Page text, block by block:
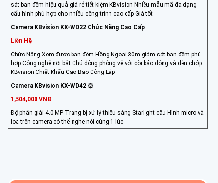
sát ban đêm hiệu quả giá rẻ tiết kiệm KBvision Nhiều mẫu mã đa dạng
cấu hình phù hợp cho nhiều công trình cao cấp Giá tốt
Camera KBvision KX-WD22 Chức Năng Cao Cấp
Liên Hệ
Chức Năng Xem được ban đêm Hồng Ngoại 30m giám sát ban đêm phù
hợp Công nghệ nỗi bật Chủ động phòng vệ với còi báo động và đèn chớp
KBvision Chiết Khấu Cao Bao Công Lắp
Camera KBvision KX-WD42 ۞
1,504,000 VNĐ
Độ phân giải 4.0 MP Trang bị xử lý thiếu sáng Starlight cấu Hình micro và
loa trên camera có thể nghe nói cùng 1 lúc